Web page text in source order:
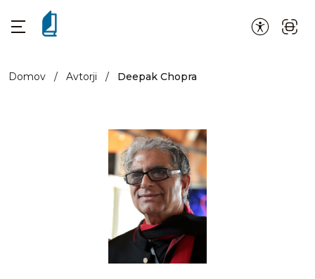
Domov / Avtorji / Deepak Chopra